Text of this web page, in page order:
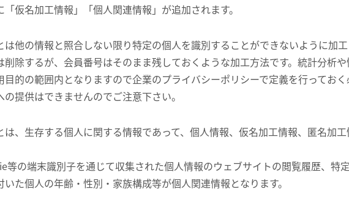
仮名加工情報」「個人関連情報」が追加されます。
は他の情報と照合しない限り特定の個人を識別することができないように加
削除するが、会員番号はそのまま残しておくような加工方法です。統計分析
目的の範囲内となりますので企業のプライバシーポリシーで定義を行ってお
の提供はできませんのでご注意下さい。
は、生存する個人に関する情報であって、個人情報、仮名加工情報、匿名加
等の端末識別子を通じて収集された個人情報のウェブサイトの閲覧履歴、特
いた個人の年齢・性別・家族構成等が個人関連情報となります。